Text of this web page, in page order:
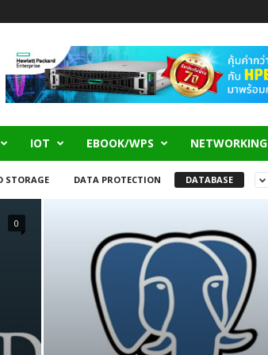
IOT EBOOK/WPS NETWORKING
STORAGE DATA PROTECTION DATABASE
0